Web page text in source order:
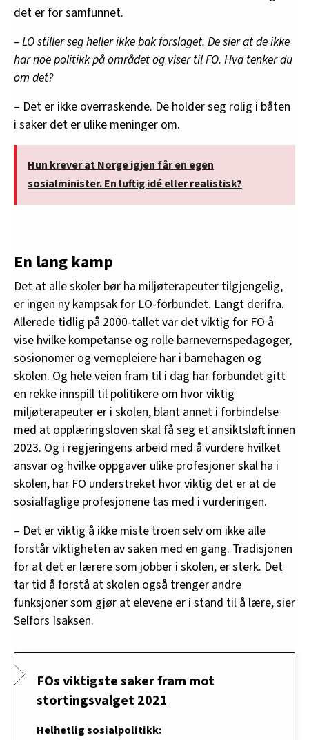
det er for samfunnet.
– LO stiller seg heller ikke bak forslaget. De sier at de ikke
har noe politikk på området og viser til FO. Hva tenker du
om det?
– Det er ikke overraskende. De holder seg rolig i båten
i saker det er ulike meninger om.
Hun krever at Norge igjen får en egen
sosialminister. En luftig idé eller realistisk?
En lang kamp
Det at alle skoler bør ha miljøterapeuter tilgjengelig,
er ingen ny kampsak for LO-forbundet. Langt derifra.
Allerede tidlig på 2000-tallet var det viktig for FO å
vise hvilke kompetanse og rolle barnevernspedagoger,
sosionomer og vernepleiere har i barnehagen og
skolen. Og hele veien fram til i dag har forbundet gitt
en rekke innspill til politikere om hvor viktig
miljøterapeuter er i skolen, blant annet i forbindelse
med at opplæringsloven skal få seg et ansiktsløft innen
2023. Og i regjeringens arbeid med å vurdere hvilket
ansvar og hvilke oppgaver ulike profesjoner skal ha i
skolen, har FO understreket hvor viktig det er at de
sosialfaglige profesjonene tas med i vurderingen.
– Det er viktig å ikke miste troen selv om ikke alle
forstår viktigheten av saken med en gang. Tradisjonen
for at det er lærere som jobber i skolen, er sterk. Det
tar tid å forstå at skolen også trenger andre
funksjoner som gjør at elevene er i stand til å lære, sier
Selfors Isaksen.
FOs viktigste saker fram mot
stortingsvalget 2021
Helhetlig sosialpolitikk: